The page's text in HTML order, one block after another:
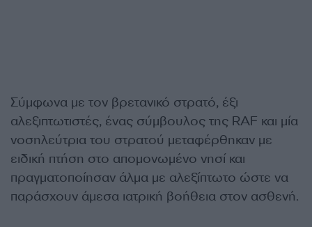
Σύμφωνα με τον βρετανικό στρατό, έξι
αλεξιπτωτιστές, ένας σύμβουλος της RAF και μία
νοσηλεύτρια του στρατού μεταφέρθηκαν με
ειδική πτήση στο απομονωμένο νησί και
πραγματοποίησαν άλμα με αλεξίπτωτο ώστε να
παράσχουν άμεσα ιατρική βοήθεια στον ασθενή.